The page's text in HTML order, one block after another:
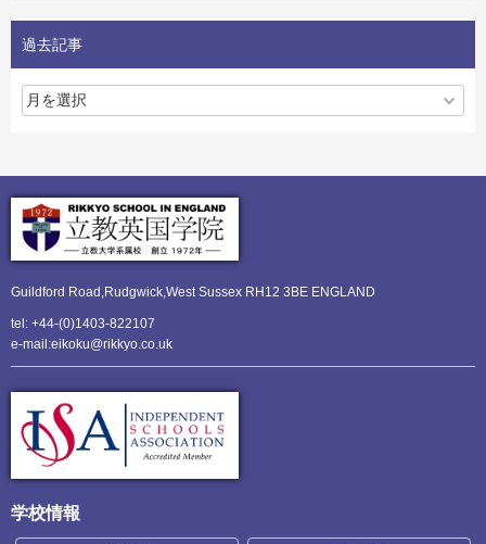
過去記事
Guildford Road,Rudgwick,West Sussex RH12 3BE ENGLAND
tel: +44-(0)1403-822107
e-mail:eikoku@rikkyo.co.uk
学校情報